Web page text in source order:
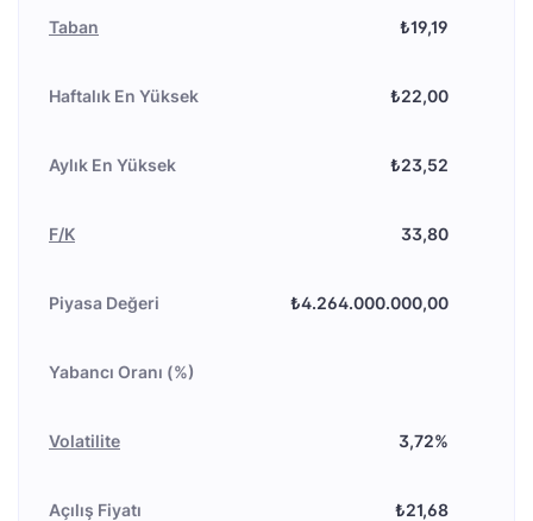
Taban ₺19,19
Haftalık En Yüksek ₺22,00
Aylık En Yüksek ₺23,52
F/K 33,80
Piyasa Değeri ₺4.264.000.000,00
Yabancı Oranı (%)
Volatilite 3,72%
Açılış Fiyatı ₺21,68